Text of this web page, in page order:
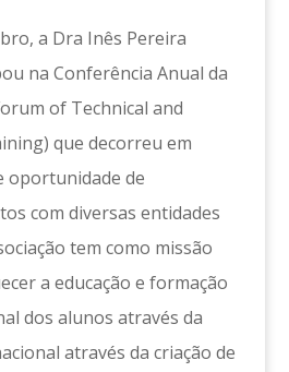
a Dra Inês Pereira
na Conferência Anual da
of Technical and
que decorreu em
oportunidade de
com diversas entidades
tem como missão
a educação e formação
dos alunos através da
através da criação de